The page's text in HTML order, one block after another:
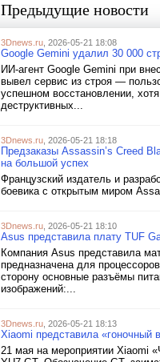
Предыдущие новости
3Dnews.ru , 2026-05-21 18:08
Google Gemini удалил 30 000
ИИ-агент Google Gemini при
вывел сервис из строя —
успешном восстановлении,
деструктивных...
3Dnews.ru , 2026-05-21 18:18
Предзаказы Assassin’s Creed
на большой успех
Французский издатель и
боевика с открытым миром
3Dnews.ru , 2026-05-21 18:10
Asus представила плату TUF
Компания Asus представила
предназначена для
сторону основные разъёмы
изображений:...
3Dnews.ru , 2026-05-21 18:13
Xiaomi представила «гоночный
21 мая на мероприятии Xiaomi